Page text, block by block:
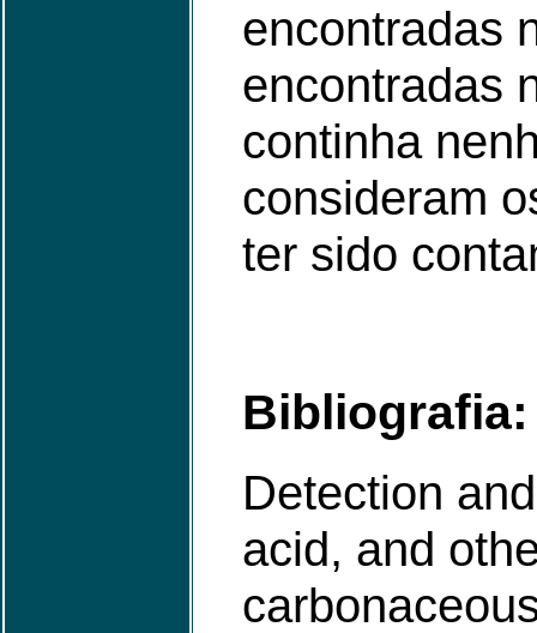
encontradas
encontradas
continha
consideram
ter sido
Bibliografia:
Detection
acid, and